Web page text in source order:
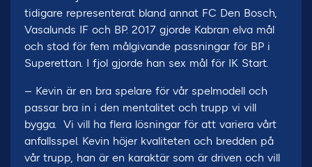
tidigare representerat bland annat FC Den Bosch,
Vasalunds IF och BP. 2017 gjorde Kabran elva mål
och stod för fem målgivande passningar för BP i
Superettan. I fjol gjorde han sex mål för IK Start.
– Kevin är en bra spelare för vår spelmodell och
passar bra in i den mentalitet och trupp vi vill
bygga. Vi vill ha flera lösningar för att variera vårt
anfallsspel. Kevin höjer kvaliteten och bredden på
vår trupp, han är en karaktär som är driven och vill